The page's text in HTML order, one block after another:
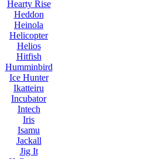
Hearty Rise
Heddon
Heinola
Helicopter
Helios
Hitfish
Humminbird
Ice Hunter
Ikatteiru
Incubator
Intech
Iris
Isamu
Jackall
Jig It